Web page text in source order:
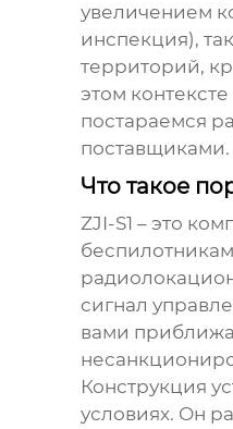
увеличением
инспекция),
территорий,
этом контексте
постараемся
поставщиками.
Что такое
ZJI-S1 – это
сигнал
вами
Конструкция
условиях. Он